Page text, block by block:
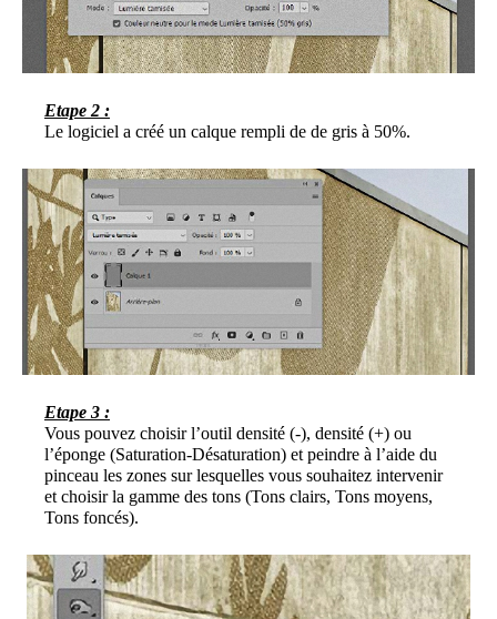
Etape 2 :
Le logiciel a créé un calque rempli de de gris à 50%.
Etape 3 :
Vous pouvez choisir l’outil densité (-), densité (+) ou
l’éponge (Saturation-Désaturation) et peindre à l’aide du
pinceau les zones sur lesquelles vous souhaitez intervenir
et choisir la gamme des tons (Tons clairs, Tons moyens,
Tons foncés).